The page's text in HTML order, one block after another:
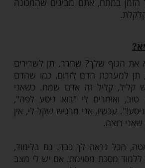
כשאתה שמח הגוף שלך הוא
הוא יודע להתגבר על
מחלות, תן לו לעבוד נכון.
שחרר מעליו את המועקות.
אתה רואה איך הוא
כמו גיבן, אני לא צוחק
"רע לי", כמו מסכן.